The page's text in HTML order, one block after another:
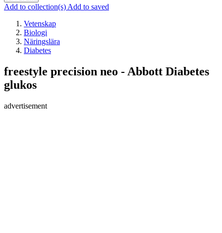
Add to collection(s) Add to saved
Vetenskap
Biologi
Näringslära
Diabetes
freestyle precision neo - Abbott Diabetes
glukos
advertisement